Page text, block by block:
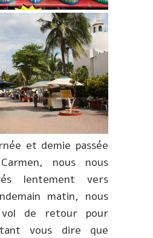
et demie passée
nous nous
lentement vers
matin, nous
de retour pour
vous dire que